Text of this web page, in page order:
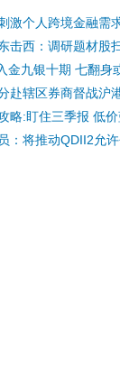
激个人跨境金融需
击西：调研题材股
金九银十期 七翻身
赴辖区券商督战沪
略:盯住三季报 低
：将推动QDII2允